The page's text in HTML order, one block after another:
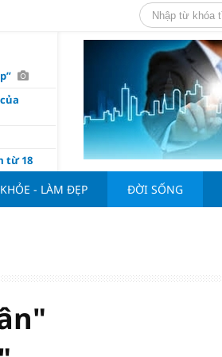
từ 18
làm
- LÀM ĐẸP ĐỜI SỐNG